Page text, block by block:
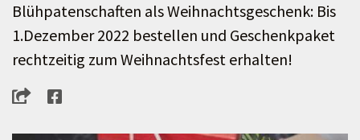
Blühpatenschaften als Weihnachtsgeschenk: Bis
1.Dezember 2022 bestellen und Geschenkpaket
rechtzeitig zum Weihnachtsfest erhalten!